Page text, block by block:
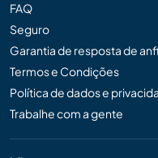
FAQ
Seguro
Garantia de resposta de
Termos e Condições
Política de dados e
Trabalhe com a gente